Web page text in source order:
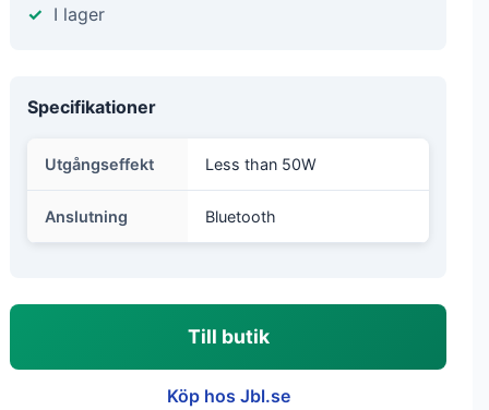
I lager
Specifikationer
Utgångseffekt Less than 50W
Anslutning Bluetooth
Till butik
Köp hos Jbl.se